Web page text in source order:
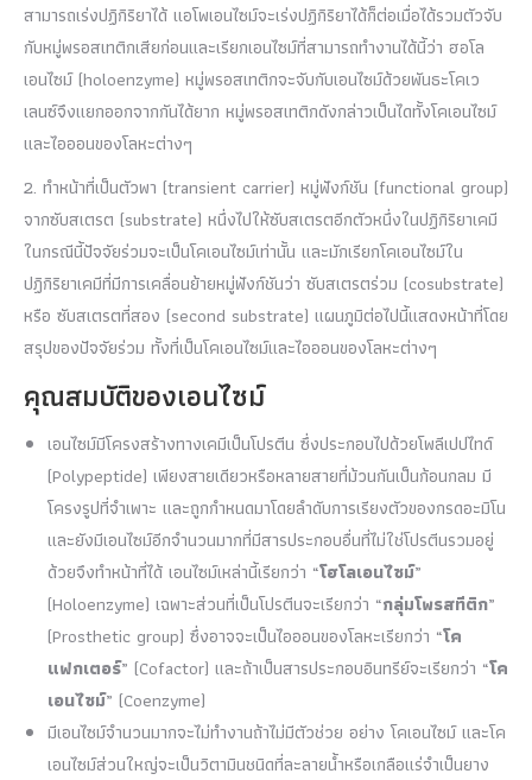
สามารถเร่งปฏิกิริยาได้ แอโพเอนไซม์จะเร่งปฏิกิริยาได้ก็ต่อเมื่อได้รวมตัวจับ
กับหมู่พรอสเทติกเสียก่อนและเรียกเอนไซม์ที่สามารถทำงานได้นี้ว่า ฮอโล
เอนไซม์ (holoenzyme) หมู่พรอสเทติกจะจับกับเอนไซม์ด้วยพันธะโคเว
เลนซ์จึงแยกออกจากกันได้ยาก หมู่พรอสเทติกดังกล่าวเป็นไดทั้งโคเอนไซม์
และไอออนของโลหะต่างๆ
2. ทำหน้าที่เป็นตัวพา (transient carrier) หมู่ฟังก์ชัน (functional group)
จากซับสเตรต (substrate) หนึ่งไปให้ซับสเตรตอีกตัวหนึ่งในปฏิกิริยาเคมี
ในกรณีนี้ปัจจัยร่วมจะเป็นโคเอนไซม์เท่านั้น และมักเรียกโคเอนไซม์ใน
ปฏิกิริยาเคมีที่มีการเคลื่อนย้ายหมู่ฟังก์ชันว่า ซับสเตรตร่วม (cosubstrate)
หรือ ซับสเตรตที่สอง (second substrate) แผนภูมิต่อไปนี้แสดงหน้าที่โดย
สรุปของปัจจัยร่วม ทั้งที่เป็นโคเอนไซม์และไอออนของโลหะต่างๆ
คุณสมบัติของเอนไซม์
เอนไซม์มีโครงสร้างทางเคมีเป็นโปรตีน ซึ่งประกอบไปด้วยโพลีเปปไทด์
(Polypeptide) เพียงสายเดียวหรือหลายสายที่ม้วนกันเป็นก้อนกลม มี
โครงรูปที่จำเพาะ และถูกกำหนดมาโดยลำดับการเรียงตัวของกรดอะมิโน
และยังมีเอนไซม์อีกจำนวนมากที่มีสารประกอบอื่นที่ไม่ใช่โปรตีนรวมอยู่
ด้วยจึงทำหน้าที่ได้ เอนไซม์เหล่านี้เรียกว่า “โฮโลเอนไซม์”
(Holoenzyme) เฉพาะส่วนที่เป็นโปรตีนจะเรียกว่า “กลุ่มโพรสทีติก”
(Prosthetic group) ซึ่งอาจจะเป็นไอออนของโลหะเรียกว่า “โค
แฟกเตอร์” (Cofactor) และถ้าเป็นสารประกอบอินทรีย์จะเรียกว่า “โค
เอนไซม์” (Coenzyme)
มีเอนไซม์จำนวนมากจะไม่ทำงานถ้าไม่มีตัวช่วย อย่าง โคเอนไซม์ และโค
เอนไซม์ส่วนใหญ่จะเป็นวิตามินชนิดที่ละลายน้ำหรือเกลือแร่จำเป็นยาง